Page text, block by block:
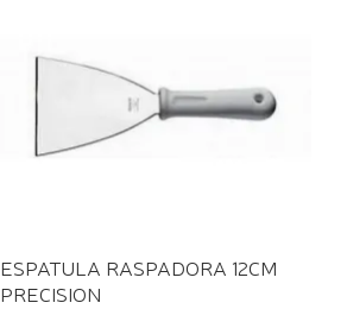
ESPATULA RASPADORA 12CM
PRECISION